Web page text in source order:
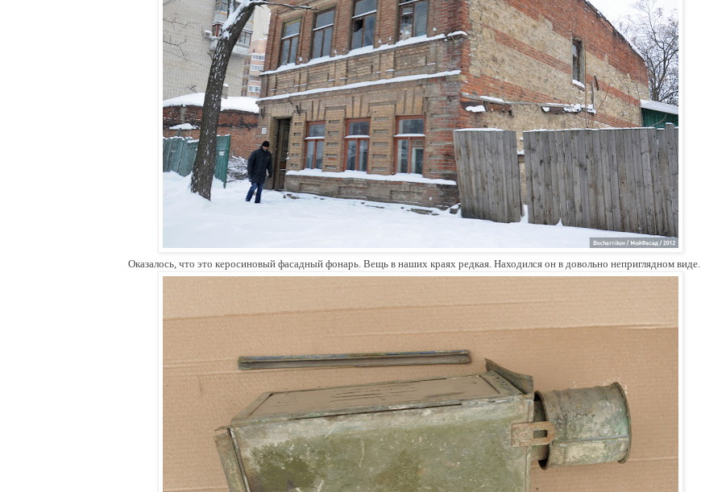
Оказалось, что это керосиновый фасадный фонарь. Вещь в наших краях редкая. Находился он в довольно неприглядном виде.